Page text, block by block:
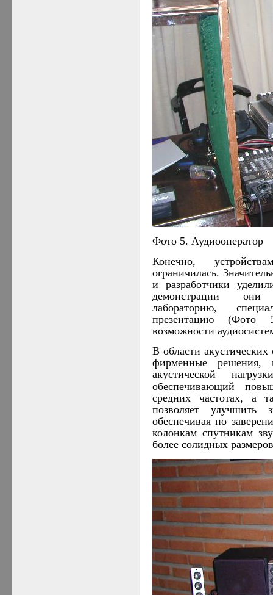
Фото 5. Аудиооператор
Конечно,
ограничилась.
и разработчики
демонстрации они
лабораторию,
презентацию (Фото
возможности
В области
фирменные решения,
акустической
обеспечивающий
средних частотах, а
позволяет улучшить
обеспечивая по
колонкам спутникам
более солидных